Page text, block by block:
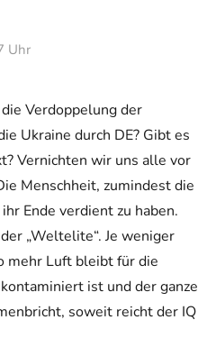
Uhr
Verdoppelung der
Ukraine durch DE? Gibt es
Vernichten wir uns alle vor
Menschheit, zumindest die
Ende verdient zu haben.
„Weltelite“. Je weniger
mehr Luft bleibt für die
ist und der ganze
soweit reicht der IQ